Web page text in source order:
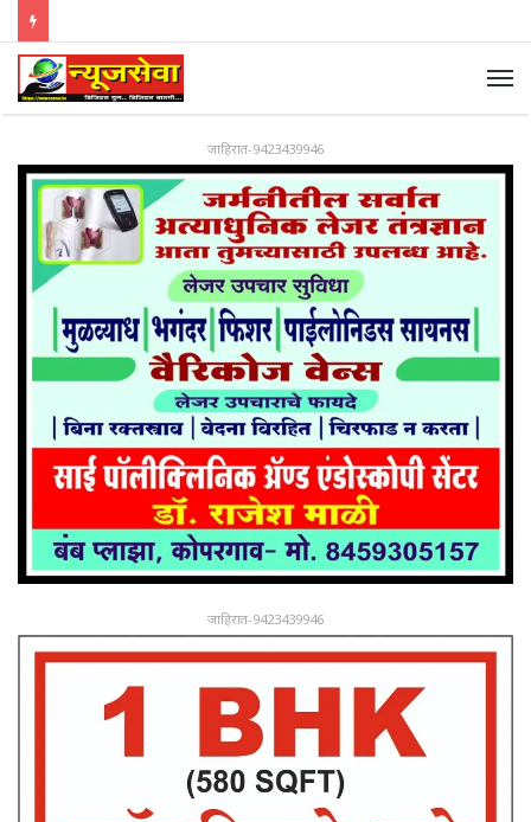
जाहिरात-9423439946
जाहिरात-9423439946